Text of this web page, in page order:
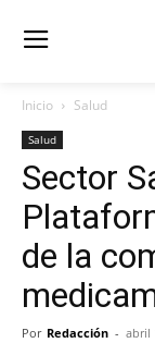
Inicio Salud
Salud
Sector
de la
Por Redacción - abril